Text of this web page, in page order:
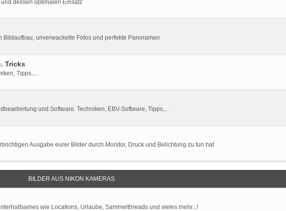
dessen optimalen Einsatz
Bildaufbau, unverwackelte Fotos und perfekte Panoramen
Tricks
Tipps,...
und Software. Techniken, EBV-Software, Tipps,...
Ausgabe eurer Bilder durch Monitor, Druck und Belichtung zu tun hat
BILDER AUS NIKON KAMERAS
wie Locations, Urlaube, Sammelthreads und vieles mehr...!